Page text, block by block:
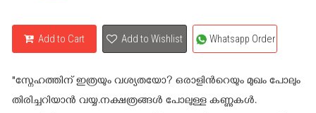
Add to Cart Add to Wishlist Whatsapp Order
"സ്നേഹത്തിന് ഇത്രയും വശ്യതയോ? ഒരാളിന്‍റെയും മുഖം പോലും
തിരിച്ചറിയാന്‍ വയ്യ.നക്ഷത്രങ്ങള്‍ പോലുള്ള കണ്ണുകള്‍.